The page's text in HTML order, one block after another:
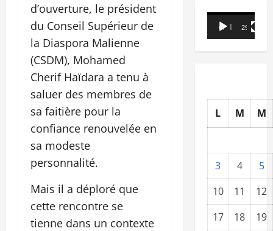
d’ouverture, le président
du Conseil Supérieur de
la Diaspora Malienne
(CSDM), Mohamed
Cherif Haïdara a tenu à
saluer des membres de
sa faitière pour la
confiance renouvelée en
sa modeste
personnalité.
Mais il a déploré que
cette rencontre se
tienne dans un contexte
Lecteur
vidéo
00:00 29:21
L M M
3 4
5
10
11
12
17
18
19